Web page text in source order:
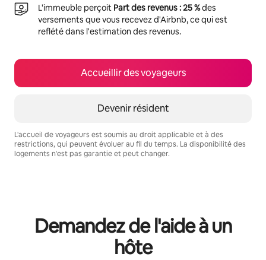
L'immeuble perçoit Part des revenus : 25 %des
versements que vous recevez d'Airbnb, ce qui est
reflété dans l'estimation des revenus.
Accueillir des voyageurs
Devenir résident
L'accueil de voyageurs est soumis au droit applicable et à des
restrictions, qui peuvent évoluer au fil du temps. La disponibilité des
logements n'est pas garantie et peut changer.
Demandez de l'aide à un
hôte